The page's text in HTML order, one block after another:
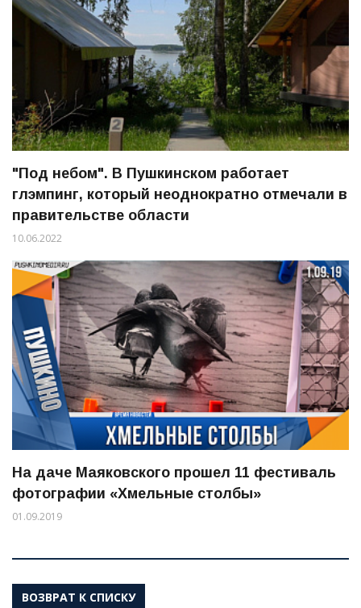
"Под небом". В Пушкинском работает
глэмпинг, который неоднократно отмечали в
правительстве области
10.06.2022
На даче Маяковского прошел 11 фестиваль
фотографии «Хмельные столбы»
01.09.2019
ВОЗВРАТ К СПИСКУ